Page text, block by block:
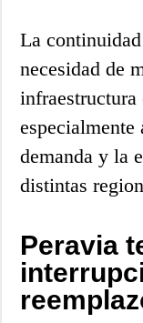
La
necesidad de
infraestructura
demanda y la
distintas
Peravia